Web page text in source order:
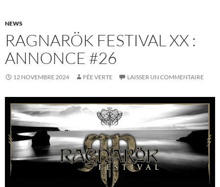
NEWS
RAGNARÖK FESTIVAL XX :
ANNONCE #26
12 NOVEMBRE 2024 FÉE VERTE LAISSER UN COMMENTAIRE